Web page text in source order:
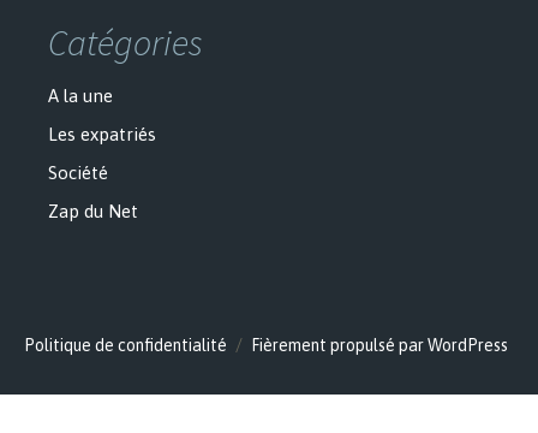
Catégories
A la une
Les expatriés
Société
Zap du Net
Politique de confidentialité Fièrement propulsé par WordPress